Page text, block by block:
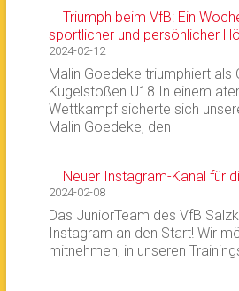
Triumph beim VfB: Ein
sportlicher und persönlicher
2024-02-12
Malin Goedeke triumphiert als
Kugelstoßen U18 In einem
Wettkampf sicherte sich
Malin Goedeke, den
Neuer Instagram-Kanal für
2024-02-08
Das JuniorTeam des VfB
Instagram an den Start! Wir
mitnehmen, in unseren